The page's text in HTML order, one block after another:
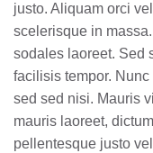
justo. Aliquam orci
scelerisque in
sodales laoreet. Sed
facilisis tempor.
sed sed nisi. Mauris
mauris laoreet,
pellentesque justo